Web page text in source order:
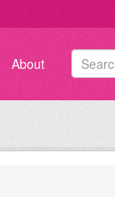
About